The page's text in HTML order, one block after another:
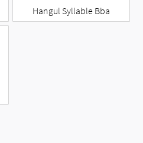
Hangul Syllable Bba